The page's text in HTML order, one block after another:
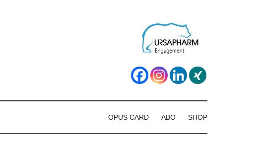
SHOP
ABO
OPUS CARD